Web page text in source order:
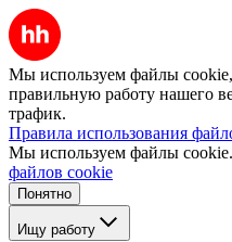
Мы используем файлы
правильную работу нашего
трафик.
Правила использования
Мы используем файлы cookie.
файлов cookie
Понятно
Ищу работу